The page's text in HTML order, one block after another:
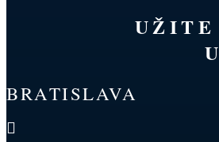
UŽITE
BRATISLAVA
